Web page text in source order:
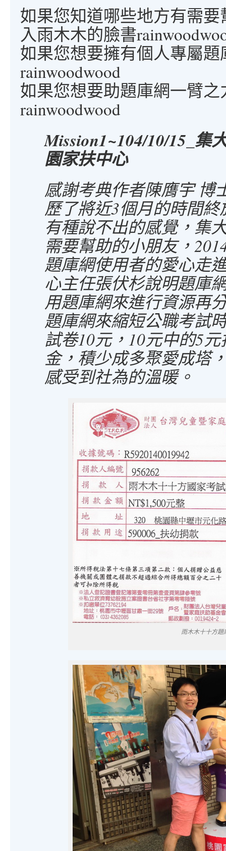
如果您知道哪些地方有需
入雨木木的臉書
如果您想要擁有個人專屬
rainwoodwood
如果您想要助題庫網一臂
rainwoodwood
Mission1~104/10/15_集
園家扶中心
感謝考典作者陳膺宇 博
歷了將近3個月的時間
有種說不出的感覺，集
需要幫助的小朋友，
題庫網使用者的愛心走
心主任張伏杉說明題庫
用題庫網來進行資源再
題庫網來縮短公職考試
試卷10元，10元中的5
金，積少成多聚愛成塔
感受到社為的溫暖。
雨木木十十方